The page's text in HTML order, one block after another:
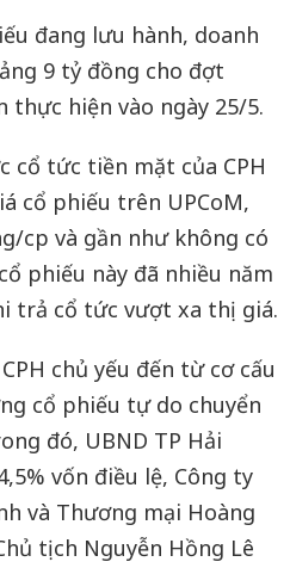
đang lưu hành, doanh
9 tỷ đồng cho đợt
thực hiện vào ngày 25/5.
cổ tức tiền mặt của CPH
cổ phiếu trên UPCoM,
cp và gần như không có
phiếu này đã nhiều năm
trả cổ tức vượt xa thị giá.
chủ yếu đến từ cơ cấu
cổ phiếu tự do chuyển
đó, UBND TP Hải
vốn điều lệ, Công ty
và Thương mại Hoàng
tịch Nguyễn Hồng Lê